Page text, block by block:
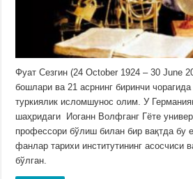
Фуат Сезгин (24 October 1924 – 30 June
бошлари ва 21 асрнинг биринчи
туркиялик исломшунос олим. У
шаҳридаги Иоганн Волфганг Гёте
профессори бўлиш билан бир вақтда бу
фанлар тарихи институтининг асосчиси
бўлган.